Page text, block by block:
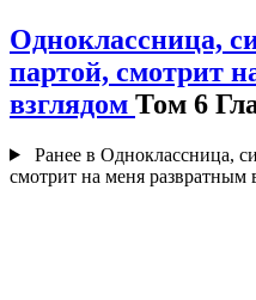
Одноклассница,
партой, смотрит
взглядом Том 6
Ранее в Одноклассница,
смотрит на меня развратным